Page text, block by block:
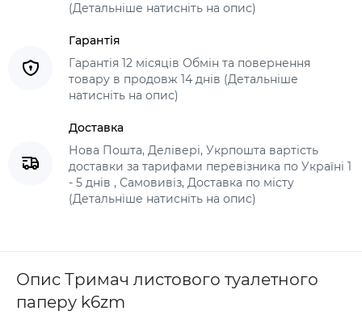
(Детальніше натисніть на опис)
Гарантія
Гарантія 12 місяців Обмін та повернення
товару в продовж 14 днів (Детальніше
натисніть на опис)
Доставка
Нова Пошта, Делівері, Укрпошта вартість
доставки за тарифами перевізника по Україні 1
- 5 днів , Самовивіз, Доставка по місту
(Детальніше натисніть на опис)
Опис Тримач листового туалетного
паперу k6zm